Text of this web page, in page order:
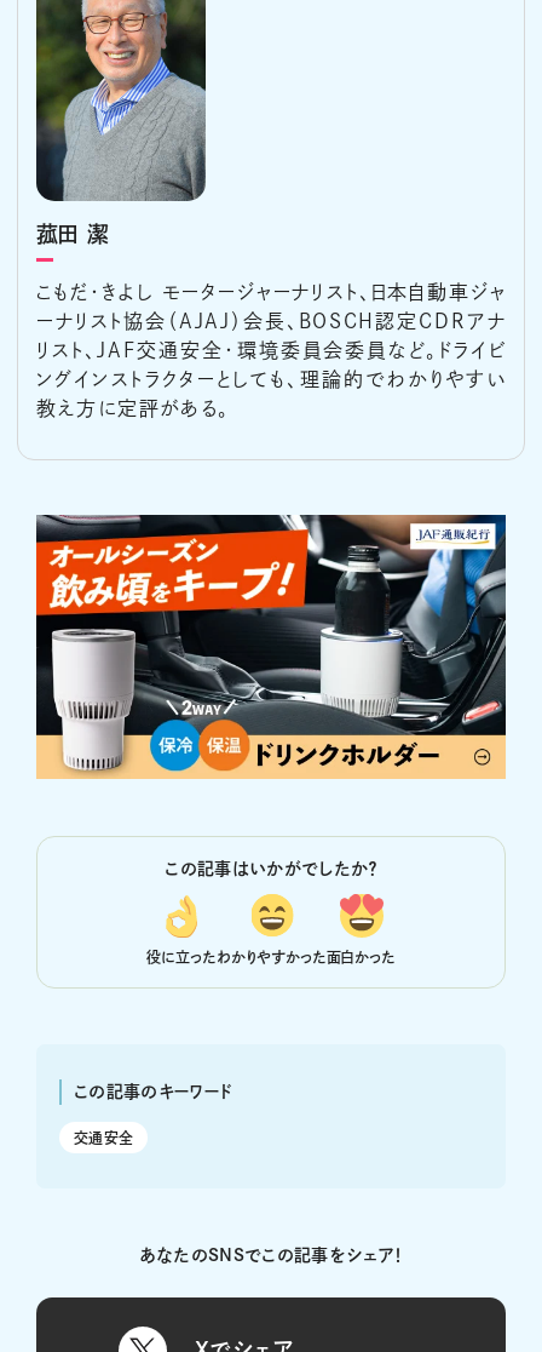
菰田 潔
こもだ・きよし モータージャーナリスト、日本自動車ジャ
ーナリスト協会（AJAJ）会長、BOSCH認定CDRアナ
リスト、JAF交通安全・環境委員会委員など。ドライビ
ングインストラクターとしても、理論的でわかりやすい
教え方に定評がある。
この記事はいかがでしたか？
役に立ったわかりやすかった面白かった
この記事のキーワード
交通安全
あなたのSNSでこの記事をシェア！